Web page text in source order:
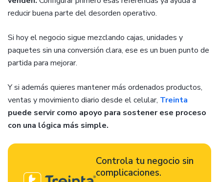
reducir buena parte del desorden operativo.
Si hoy el negocio sigue mezclando cajas, unidades y
paquetes sin una conversión clara, ese es un buen punto de
partida para mejorar.
Y si además quieres mantener más ordenados productos,
ventas y movimiento diario desde el celular, Treinta
puede servir como apoyo para sostener ese proceso
con una lógica más simple.
Controla tu negocio sin
complicaciones.